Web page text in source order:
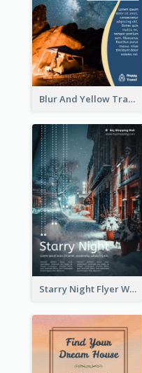
Blur And Yellow Travelling Flyer Decorated With Photo
Starry Night Flyer With Street View